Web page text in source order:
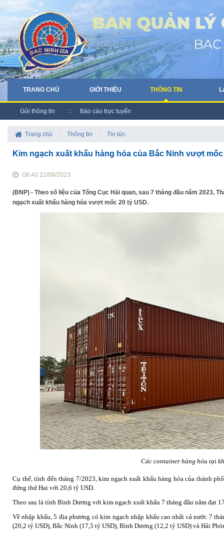
TRANG CHỦ GIỚI THIỆU THÔNG TIN
Gửi thông tin Báo cáo trực tuyến
Trang chủ Thông tin Tin tức
Kim ngạch xuất khẩu hàng hóa của Bắc Ninh vượt
08:40 22/08/2023
(BNP) - Theo số liệu của Tổng Cục Hải quan, sau 7 tháng đầu năm 2023,
ngạch xuất khẩu hàng hóa vượt mốc 20 tỷ USD.
Các container hàng hóa tại
Cụ thể, tính đến tháng 7/2023, kim ngạch xuất khẩu hàng hóa của thành
đứng thứ Hai với 20,6 tỷ USD.
Theo sau là tỉnh Bình Dương với kim ngạch xuất khẩu 7 tháng đầu năm đạt
Về nhập khẩu, 5 địa phương có kim ngạch nhập khẩu cao nhất cả nước 7
(20,2 tỷ USD), Bắc Ninh (17,5 tỷ USD), Bình Dương (12,2 tỷ USD) và Hải